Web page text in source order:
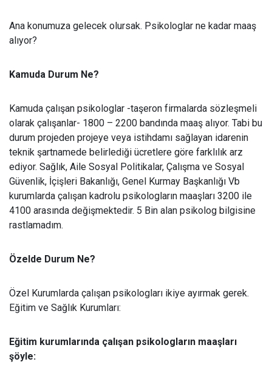
Ana konumuza gelecek olursak. Psikologlar ne kadar maaş
alıyor?
Kamuda Durum Ne?
Kamuda çalışan psikologlar -taşeron firmalarda sözleşmeli
olarak çalışanlar- 1800 – 2200 bandında maaş alıyor. Tabi bu
durum projeden projeye veya istihdamı sağlayan idarenin
teknik şartnamede belirlediği ücretlere göre farklılık arz
ediyor. Sağlık, Aile Sosyal Politikalar, Çalışma ve Sosyal
Güvenlik, İçişleri Bakanlığı, Genel Kurmay Başkanlığı Vb
kurumlarda çalışan kadrolu psikologların maaşları 3200 ile
4100 arasında değişmektedir. 5 Bin alan psikolog bilgisine
rastlamadım.
Özelde Durum Ne?
Özel Kurumlarda çalışan psikologları ikiye ayırmak gerek.
Eğitim ve Sağlık Kurumları:
Eğitim kurumlarında çalışan psikologların maaşları
şöyle: